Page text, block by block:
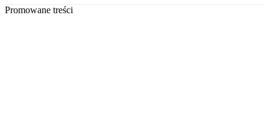
Promowane treści